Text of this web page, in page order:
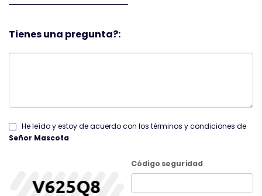
Tienes una pregunta?:
He leído y estoy de acuerdo con los términos y condiciones de
Señor Mascota
Código seguridad